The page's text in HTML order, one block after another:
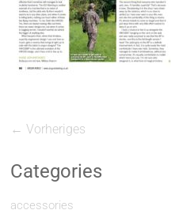
← Vorheriges
Categories
accessories